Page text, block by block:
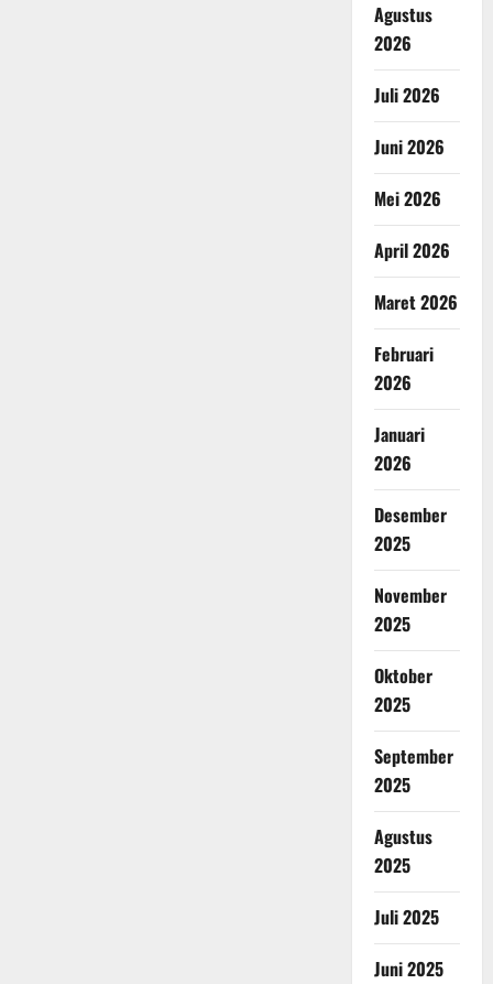
Agustus
2026
Juli 2026
Juni 2026
Mei 2026
April 2026
Maret 2026
Februari
2026
Januari
2026
Desember
2025
November
2025
Oktober
2025
September
2025
Agustus
2025
Juli 2025
Juni 2025